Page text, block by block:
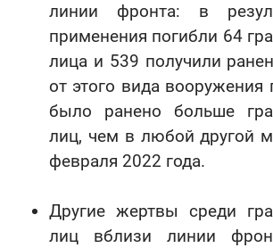
линии фронта: в
применения погибли 64
лица и 539 получили
от этого вида вооружения
было ранено больше
лиц, чем в любой другой
февраля 2022 года.
Другие жертвы среди
лиц вблизи линии